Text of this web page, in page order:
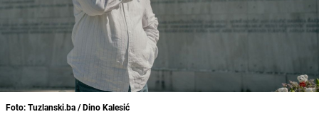
Foto: Tuzlanski.ba / Dino Kalesić